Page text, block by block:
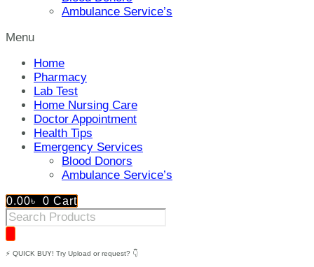
Ambulance Service’s
Menu
Home
Pharmacy
Lab Test
Home Nursing Care
Doctor Appointment
Health Tips
Emergency Services
Blood Donors
Ambulance Service’s
0.00৳ 0 Cart
Products
search
⚡ QUICK BUY! Try Upload or request? 👇